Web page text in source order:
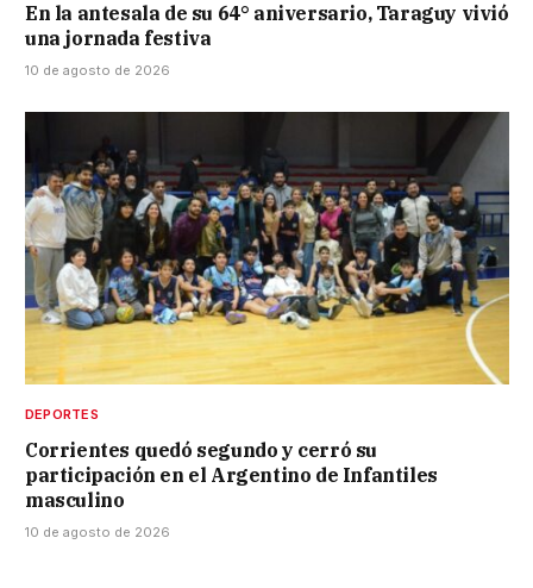
En la antesala de su 64° aniversario, Taraguy vivió
una jornada festiva
10 de agosto de 2026
DEPORTES
Corrientes quedó segundo y cerró su
participación en el Argentino de Infantiles
masculino
10 de agosto de 2026